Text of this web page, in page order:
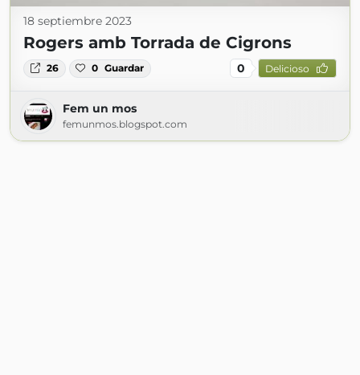
18 septiembre 2023
Rogers amb Torrada de Cigrons
26 0 Guardar 0 Delicioso
Fem un mos
femunmos.blogspot.com